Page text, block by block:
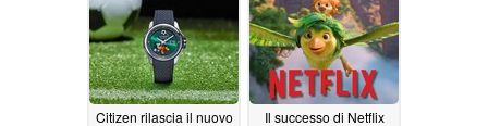
Citizen rilascia il nuovo
Il successo di Netflix